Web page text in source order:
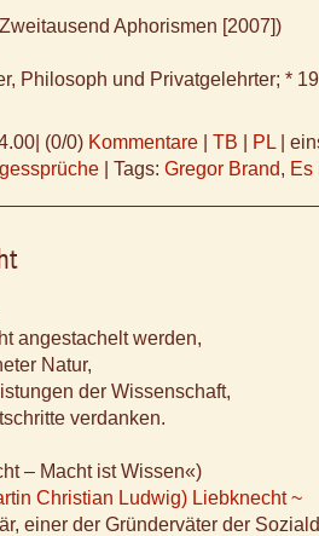
Aphorismen [2007])
Philosoph und Privatgelehrter; *
(0/0) Kommentare TB PL
Tags: Gregor Brand, Es
angestachelt werden,
Natur,
der Wissenschaft,
verdanken.
– Macht ist Wissen«)
Christian Ludwig) Liebknecht ~
einer der Gründerväter der